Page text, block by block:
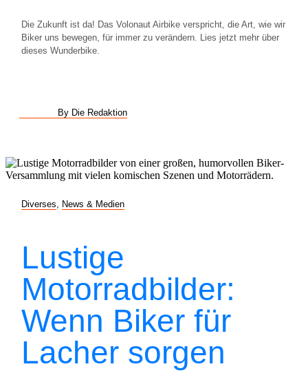
Die Zukunft ist da! Das Volonaut Airbike verspricht, die Art, wie wir
Biker uns bewegen, für immer zu verändern. Lies jetzt mehr über
dieses Wunderbike.
By Die Redaktion
Diverses News & Medien
Lustige
Motorradbilder:
Wenn Biker für
Lacher sorgen